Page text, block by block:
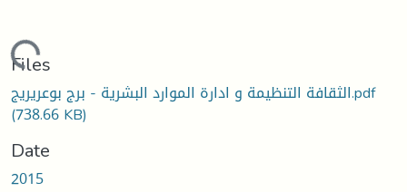
Loading...
Files
الثقافة التنظيمة و ادارة الموارد البشرية - برج بوعريريج.pdf
(738.66 KB)
Date
2015